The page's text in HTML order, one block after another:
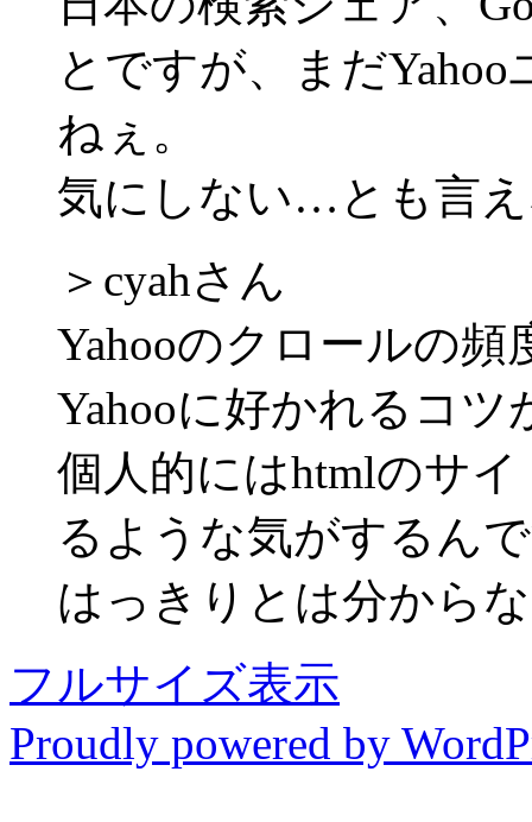
とですが、まだ
ねぇ。
気にしない…とも言
＞cyahさん
Yahooのクロールの
Yahooに好かれるコ
個人的にはhtmlのサ
るような気がするん
はっきりとは分から
フルサイズ表示
Proudly powered by